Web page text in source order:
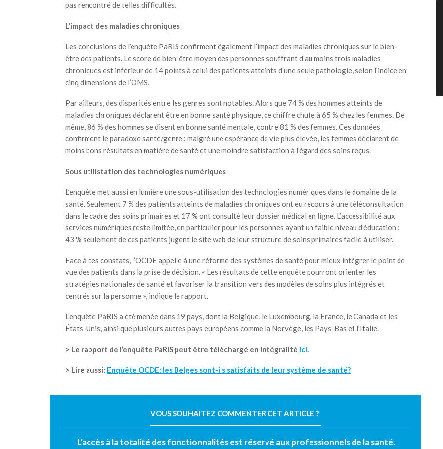
pas rencontré de telles difficultés.
L'impact des maladies chroniques
Les conclusions de l’enquête PaRIS confirment également l’impact des maladies chroniques sur le bien-
être des patients. Le score de bien-être moyen des personnes souffrant d’au moins trois maladies
chroniques est inférieur de 14 points à celui des patients atteints d’une seule pathologie, selon l’indice en
cinq dimensions de l’OMS.
Par ailleurs, des disparités entre les genres sont notables. Alors que 74 % des hommes atteints de
maladies chroniques déclarent être en bonne santé physique, ce chiffre chute à 65 % chez les femmes. De
même, 86 % des hommes se disent en bonne santé mentale, contre 81 % des femmes. Ces données
confirment le paradoxe santé/genre : malgré une espérance de vie plus élevée, les femmes déclarent de
moins bons résultats en matière de santé et une moindre satisfaction à l’égard des soins reçus.
Sous utilistation des technologies numériques
L’enquête met aussi en lumière une sous-utilisation des technologies numériques dans le domaine de la
santé. Seulement 7 % des patients atteints de maladies chroniques ont eu recours à une téléconsultation
dans le cadre des soins primaires et 17 % ont consulté leur dossier médical en ligne. L’accessibilité aux
services numériques reste limitée, en particulier pour les personnes ayant un faible niveau d’éducation :
43 % seulement de ces patients jugent le site web de leur structure de soins primaires facile à utiliser.
Face à ces constats, l’OCDE appelle à une réforme des systèmes de santé pour mieux intégrer le point de
vue des patients dans la prise de décision. « Les résultats de cette enquête pourront orienter les
stratégies nationales de santé et favoriser la transition vers des modèles de soins plus intégrés et
centrés sur la personne », indique le rapport.
L’enquête PaRIS a été menée dans 19 pays, dont la Belgique, le Luxembourg, la France, le Canada et les
États-Unis, ainsi que plusieurs autres pays européens comme la Norvège, les Pays-Bas et l’Italie.
> Le rapport de l’enquête PaRIS peut être téléchargé en intégralité ici.
> Lire aussi: Enquête OCDE: les Belges sont-ils satisfaits de leur système de santé?
VOUS SOUHAITEZ COMMENTER CET ARTICLE ?
L'accès à la totalité des fonctionnalités est réservé aux professionnels de la santé.